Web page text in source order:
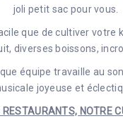
joli petit sac pour vous.
que de cultiver votre
diverses boissons,
équipe travaille au
joyeuse et
RESTAURANTS, NOTRE